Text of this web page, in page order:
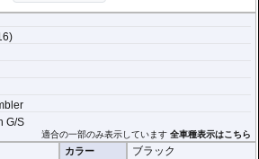
G/S
適合の一部のみ表示しています全車種表示はこちら
カラー ブラック